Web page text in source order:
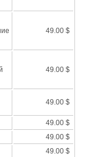
49.00 $
49.00 $
49.00 $
49.00 $
49.00 $
49.00 $